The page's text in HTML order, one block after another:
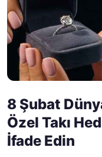
8 Şubat
Özel Takı
İfade Edin